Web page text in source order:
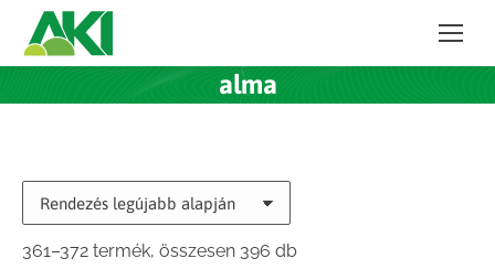
alma
361–372 termék, összesen 396 dbSorted